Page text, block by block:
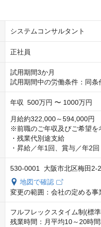
システムコンサルタント
正社員
試用期間3か月
試用期間中の労働条件：同条
年収 500万円 〜 1000万円
月給約322,000～594,000円
※前職のご年収及びご希望を
・残業代別途支給
・昇給／年1回、賞与／年2
530-0001 大阪市北区梅田2-
地図で確認
変更の範囲：会社の定める事
フルフレックスタイム制(標
残業時間：月平均10～20時